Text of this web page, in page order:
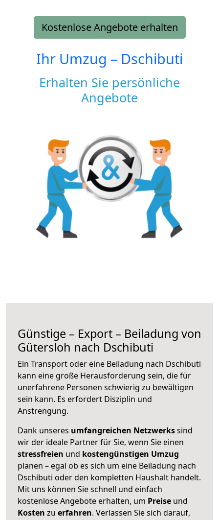
Kostenlose Angebote erhalten
Ihr Umzug – Dschibuti
Erhalten Sie persönliche
Angebote
Günstige – Export – Beiladung von
Gütersloh nach Dschibuti
Ein Transport oder eine Beiladung nach Dschibuti
kann eine große Herausforderung sein, die für
unerfahrene Personen schwierig zu bewältigen
sein kann. Es erfordert Disziplin und
Anstrengung.
Dank unseres umfangreichen Netzwerkssind
wir der ideale Partner für Sie, wenn Sie einen
stressfreien und kostengünstigen Umzug
planen – egal ob es sich um eine Beiladung nach
Dschibuti oder den kompletten Haushalt handelt.
Mit uns können Sie schnell und einfach
kostenlose Angebote erhalten, um Preise und
Kosten zu erfahren. Verlassen Sie sich darauf,